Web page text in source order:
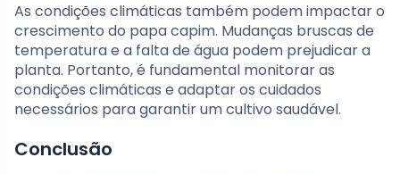
As condições climáticas também podem impactar o
crescimento do papa capim. Mudanças bruscas de
temperatura e a falta de água podem prejudicar a
planta. Portanto, é fundamental monitorar as
condições climáticas e adaptar os cuidados
necessários para garantir um cultivo saudável.
Conclusão